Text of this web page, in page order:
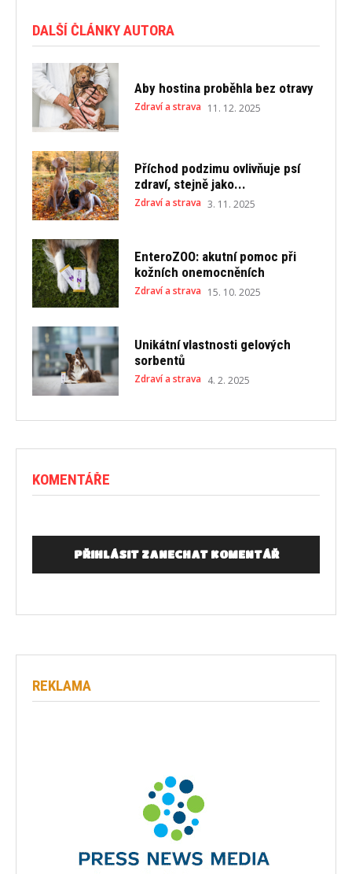
DALŠÍ ČLÁNKY AUTORA
Aby hostina proběhla bez otravy
Zdraví a strava 11. 12. 2025
Příchod podzimu ovlivňuje psí
zdraví, stejně jako...
Zdraví a strava 3. 11. 2025
EnteroZOO: akutní pomoc při
kožních onemocněních
Zdraví a strava 15. 10. 2025
Unikátní vlastnosti gelových
sorbentů
Zdraví a strava 4. 2. 2025
KOMENTÁŘE
PŘIHLÁSIT ZANECHAT KOMENTÁŘ
REKLAMA